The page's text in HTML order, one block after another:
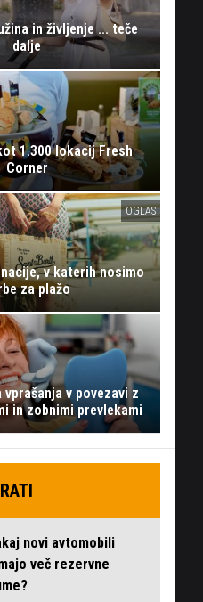
in življenje ... teče
dalje
1.300 lokacij Fresh
Corner
OGLAS
v katerih nosimo
za plažo
v povezavi z
in zobnimi prevlekami
novi avtomobili
več rezervne